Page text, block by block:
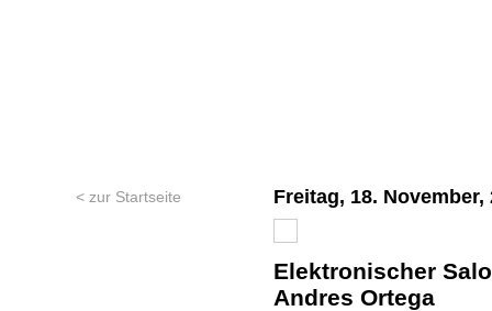
< zur Startseite Freitag, 18. November,
Elektronischer
Andres Ortega